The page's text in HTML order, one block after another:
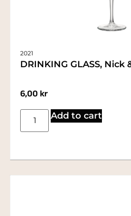
2021
DRINKING GLASS, Nick
6,00 kr
Add to cart